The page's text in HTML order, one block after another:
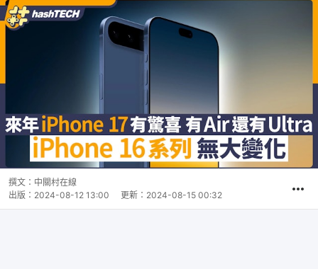
撰文： 中關村在線
出版： 2024-08-12 13:00 更新： 2024-08-15 00:32